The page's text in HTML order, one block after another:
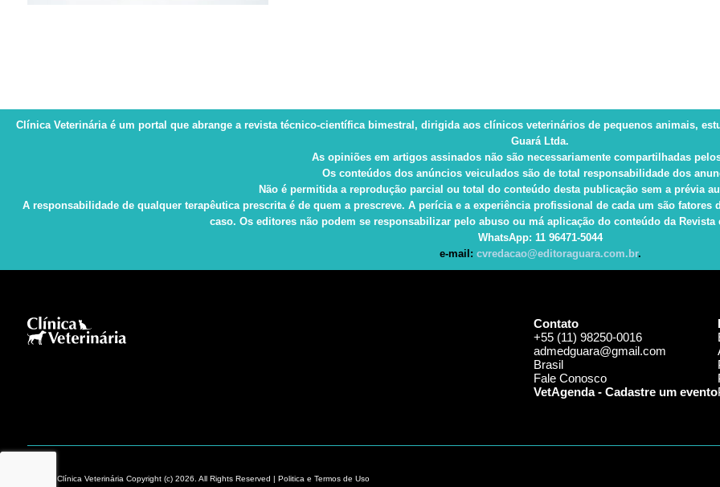
Clínica Veterináriaé um portal que abrange a revista técnico-científica bimestral, dirigida aos clínicos veterinários de pequenos animais,
Guará Ltda.
As opiniões em artigos assinados não são necessariamente compartilhadas
Os conteúdos dos anúncios veiculados são de total responsabilidade dos
Não é permitida a reprodução parcial ou total do conteúdo desta publicação sem a prévia
A responsabilidade de qualquer terapêutica prescrita é de quem a prescreve. A perícia e a experiência profissional de cada um são
caso. Os editores não podem se responsabilizar pelo abuso ou má aplicação do conteúdo da Revista
WhatsApp: 11 96471-5044
e-mail: cvredacao@editoraguara.com.br.
Contato
+55 (11) 98250-0016
admedguara@gmail.com
Brasil
Fale Conosco
VetAgenda - Cadastre um evento
Revista Clínica Veterinária Copyright (c) 2026. All Rights Reserved | Politica e Termos de Uso